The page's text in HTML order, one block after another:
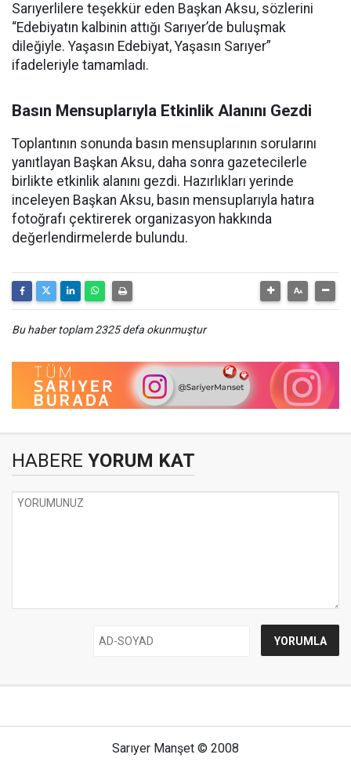
Sarıyerlilere teşekkür eden Başkan Aksu, sözlerini
“Edebiyatın kalbinin attığı Sarıyer’de buluşmak
dileğiyle. Yaşasın Edebiyat, Yaşasın Sarıyer”
ifadeleriyle tamamladı.
Basın Mensuplarıyla Etkinlik Alanını Gezdi
Toplantının sonunda basın mensuplarının sorularını
yanıtlayan Başkan Aksu, daha sonra gazetecilerle
birlikte etkinlik alanını gezdi. Hazırlıkları yerinde
inceleyen Başkan Aksu, basın mensuplarıyla hatıra
fotoğrafı çektirerek organizasyon hakkında
değerlendirmelerde bulundu.
Bu haber toplam 2325 defa okunmuştur
HABERE YORUM KAT
Sarıyer Manşet © 2008